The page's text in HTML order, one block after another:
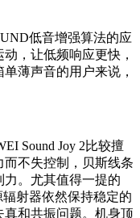
低音增强算法的应
，让低频响应更快，
薄声音的用户来说，
Sound Joy 2比较擅
不失控制，贝斯线条
。尤其值得一提的
辐射器依然保持稳定的
和共振问题。机身顶